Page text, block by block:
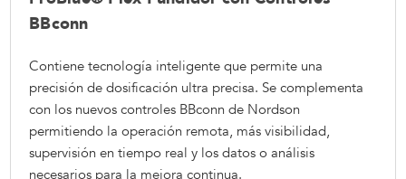
BBconn
Contiene tecnología inteligente que permite una
precisión de dosificación ultra precisa. Se complementa
con los nuevos controles BBconn de Nordson
permitiendo la operación remota, más visibilidad,
supervisión en tiempo real y los datos o análisis
necesarios para la mejora continua.